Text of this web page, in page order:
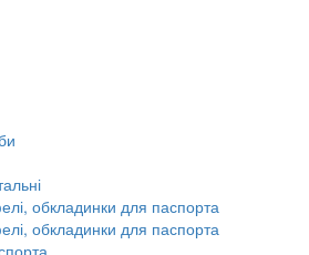
обкладинки для паспорта
обкладинки для паспорта